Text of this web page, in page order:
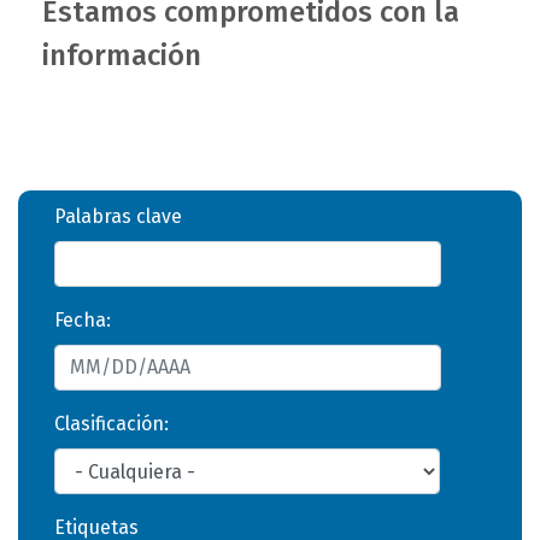
Estamos comprometidos con la
información
Palabras clave
Fecha:
Clasificación:
Etiquetas